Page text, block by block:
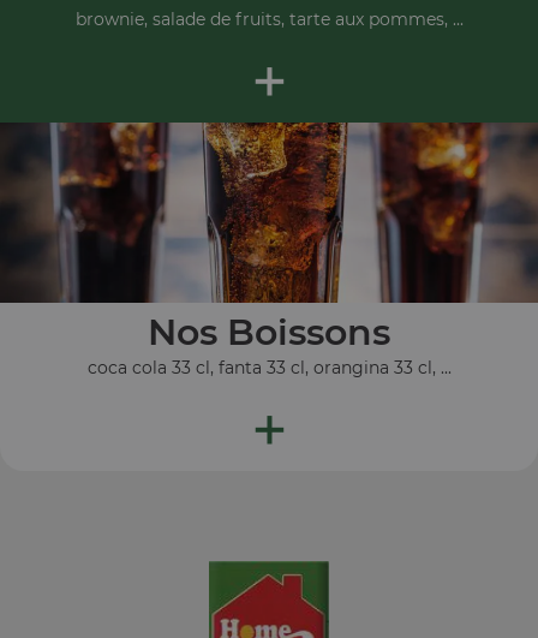
brownie, salade de fruits, tarte aux pommes, ...
+
Nos Boissons
coca cola 33 cl, fanta 33 cl, orangina 33 cl, ...
+